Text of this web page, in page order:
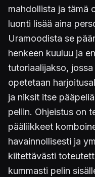
mahdollista ja tämä
luonti lisää aina
Uramoodista se
henkeen kuuluu ja
tutoriaalijakso,
opetetaan
ja niksit itse
peliin. Ohjeistus on
pääliikkeet
havainnollisesti ja
kiitettävästi
kummasti pelin